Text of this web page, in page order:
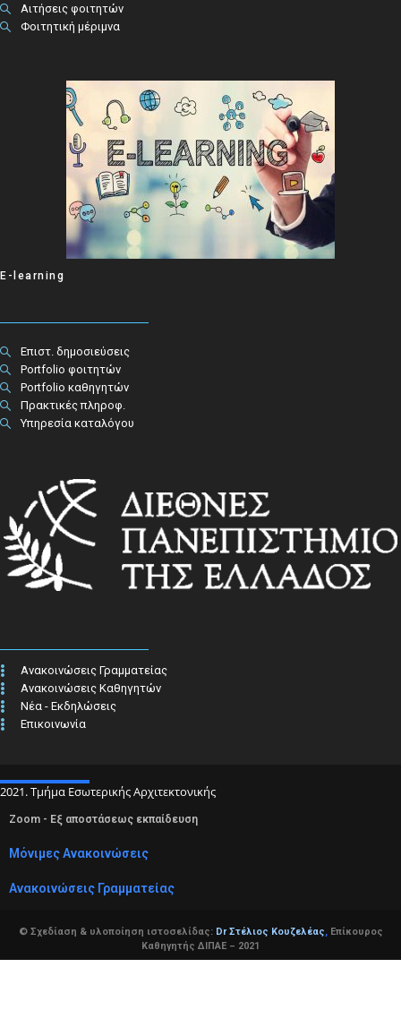
Αιτήσεις φοιτητών
Φοιτητική μέριμνα
E-learning
Επιστ. δημοσιεύσεις
Portfolio φοιτητών
Portfolio καθηγητών
Πρακτικές πληροφ.​
Υπηρεσία καταλόγου
Ανακοινώσεις Γραμματείας
Ανακοινώσεις Καθηγητών
Νέα - Εκδηλώσεις
Επικοινωνία
2021. Τμήμα Εσωτερικής Αρχιτεκτονικής
Zoom - Εξ αποστάσεως εκπαίδευση
Μόνιμες Ανακοινώσεις
Ανακοινώσεις Γραμματείας
© Σχεδίαση & υλοποίηση ιστοσελίδας: Dr Στέλιος Κουζελέας,Επίκουρος
Καθηγητής ΔΙΠΑΕ – 2021